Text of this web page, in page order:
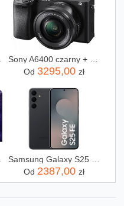
Od 3295,00 zł
Od 2387,00 zł